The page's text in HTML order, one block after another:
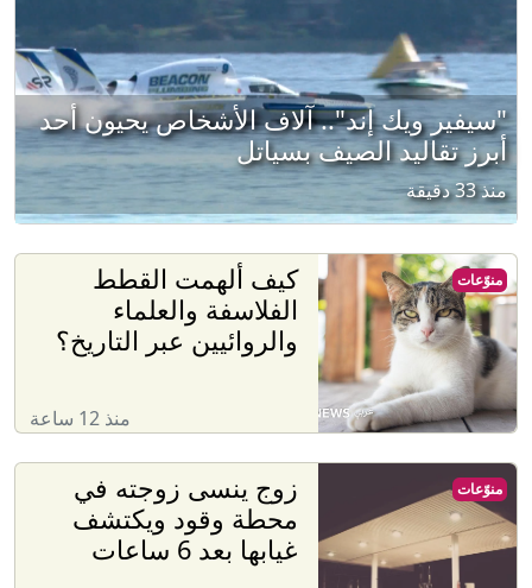
"سيفير ويك إند".. آلاف الأشخاص يحيون أحد
أبرز تقاليد الصيف بسياتل
منذ 33 دقيقة
كيف ألهمت القطط
الفلاسفة والعلماء
والروائيين عبر التاريخ؟
منذ 12 ساعة
منوّعات
زوج ينسى زوجته في
محطة وقود ويكتشف
غيابها بعد 6 ساعات
منوّعات